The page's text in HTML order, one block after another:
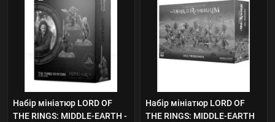
Набір мініатюр LORD OF
THE RINGS: MIDDLE-EARTH -
Набір мініатюр LORD OF
THE RINGS: MIDDLE-EARTH